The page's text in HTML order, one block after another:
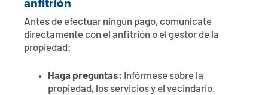
Antes de efectuar ningún pago, comunícate
directamente con el anfitrión o el gestor de la
propiedad:
Haga preguntas: Infórmese sobre la
propiedad, los servicios y el vecindario.